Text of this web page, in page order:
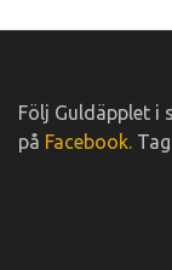
Följ Guldäpplet i
på Facebook.